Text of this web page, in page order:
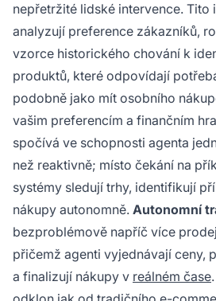
nepřetržité lidské intervence. Tito
analyzují preference zákazníků,
vzorce historického chování k
produktů, které odpovídají
podobně jako mít osobního
vašim preferencím a finančním
spočívá ve schopnosti agenta
než reaktivně; místo čekání na
systémy sledují trhy, identifikují
nákupy autonomně. Autonomní
bezproblémově napříč více
přičemž agenti vyjednávají ceny,
a finalizují nákupy v reálném čase